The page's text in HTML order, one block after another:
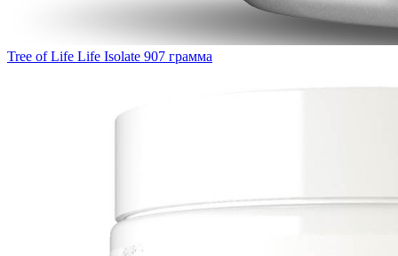
Tree of Life Life Isolate 907 грамма